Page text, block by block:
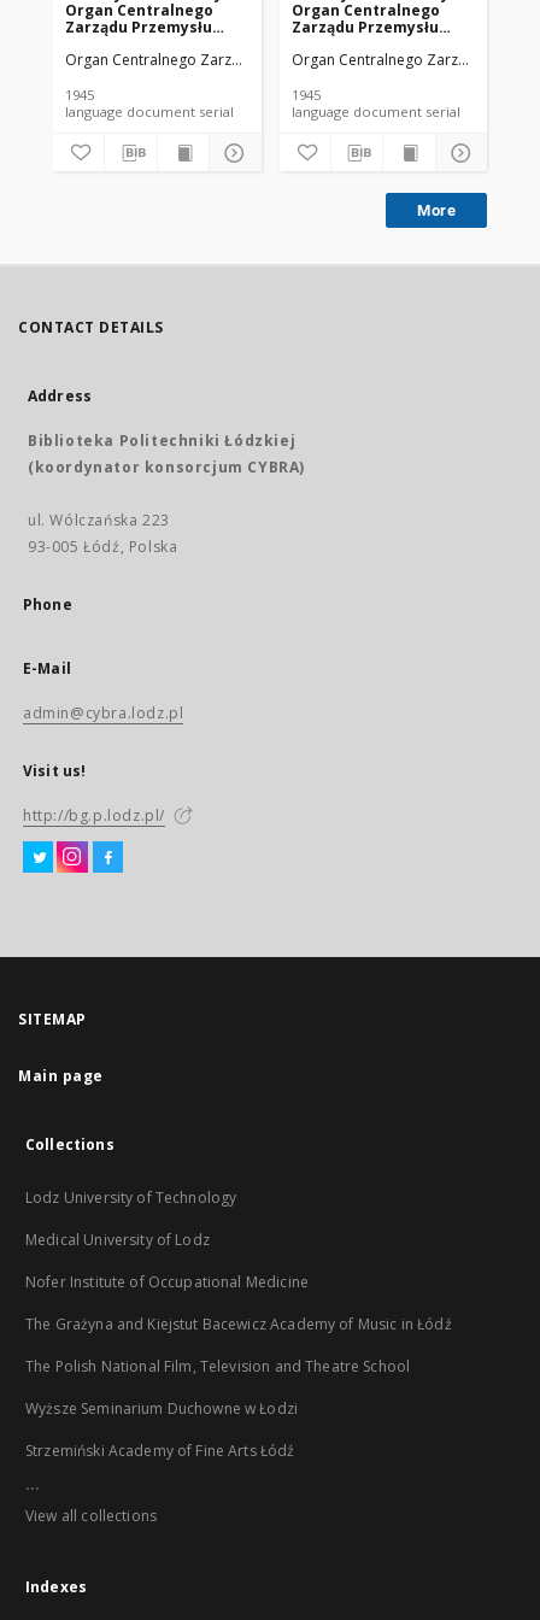
Organ Centralnego
Zarządu Przemysłu
R. 1 Nr 1 (1945)
Organ Centralnego Zarządu Przemysłu Chemicznego w Polsce
1945
language document serial
Organ Centralnego
Zarządu Przemysłu
R. 1 Nr 4 (1945)
Organ Centralnego Zarządu
1945
language document serial
More
CONTACT DETAILS
Address
Biblioteka Politechniki Łódzkiej
(koordynator konsorcjum CYBRA)
ul. Wólczańska 223
93-005 Łódź, Polska
Phone
E-Mail
admin@cybra.lodz.pl
Visit us!
http://bg.p.lodz.pl/
SITEMAP
Main page
Collections
Lodz University of Technology
Medical University of Lodz
Nofer Institute of Occupational Medicine
The Grażyna and Kiejstut Bacewicz Academy of Music in Łódź
The Polish National Film, Television and Theatre School
Wyższe Seminarium Duchowne w Łodzi
Strzemiński Academy of Fine Arts Łódź
...
View all collections
Indexes